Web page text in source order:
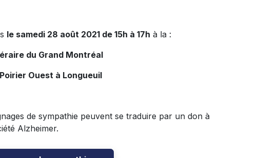
le samedi 28 août 2021 de 15h à 17h à la :
du Grand Montréal
Ouest à Longueuil
de sympathie peuvent se traduire par un don à
Alzheimer.